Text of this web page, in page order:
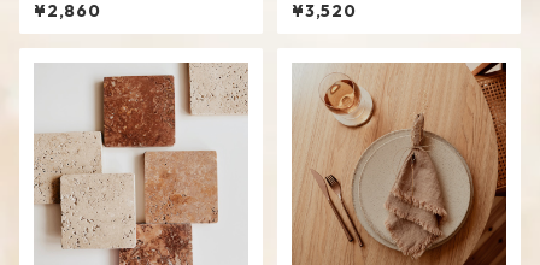
¥2,860 ¥3,520